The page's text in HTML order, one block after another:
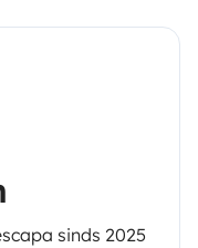
sinds 2025